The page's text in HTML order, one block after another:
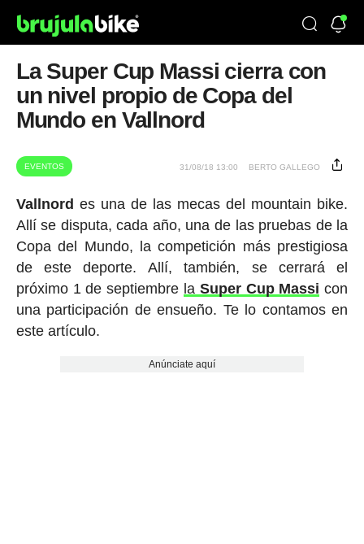
La Super Cup Massi cierra con
un nivel propio de Copa del
Mundo en Vallnord
EVENTOS 31/08/18 13:00 BERTO GALLEGO
Vallnord es una de las mecas del mountain bike.
Allí se disputa, cada año, una de las pruebas de la
Copa del Mundo, la competición más prestigiosa
de este deporte. Allí, también, se cerrará el
próximo 1 de septiembre la Super Cup Massi con
una participación de ensueño. Te lo contamos en
este artículo.
Anúnciate aquí